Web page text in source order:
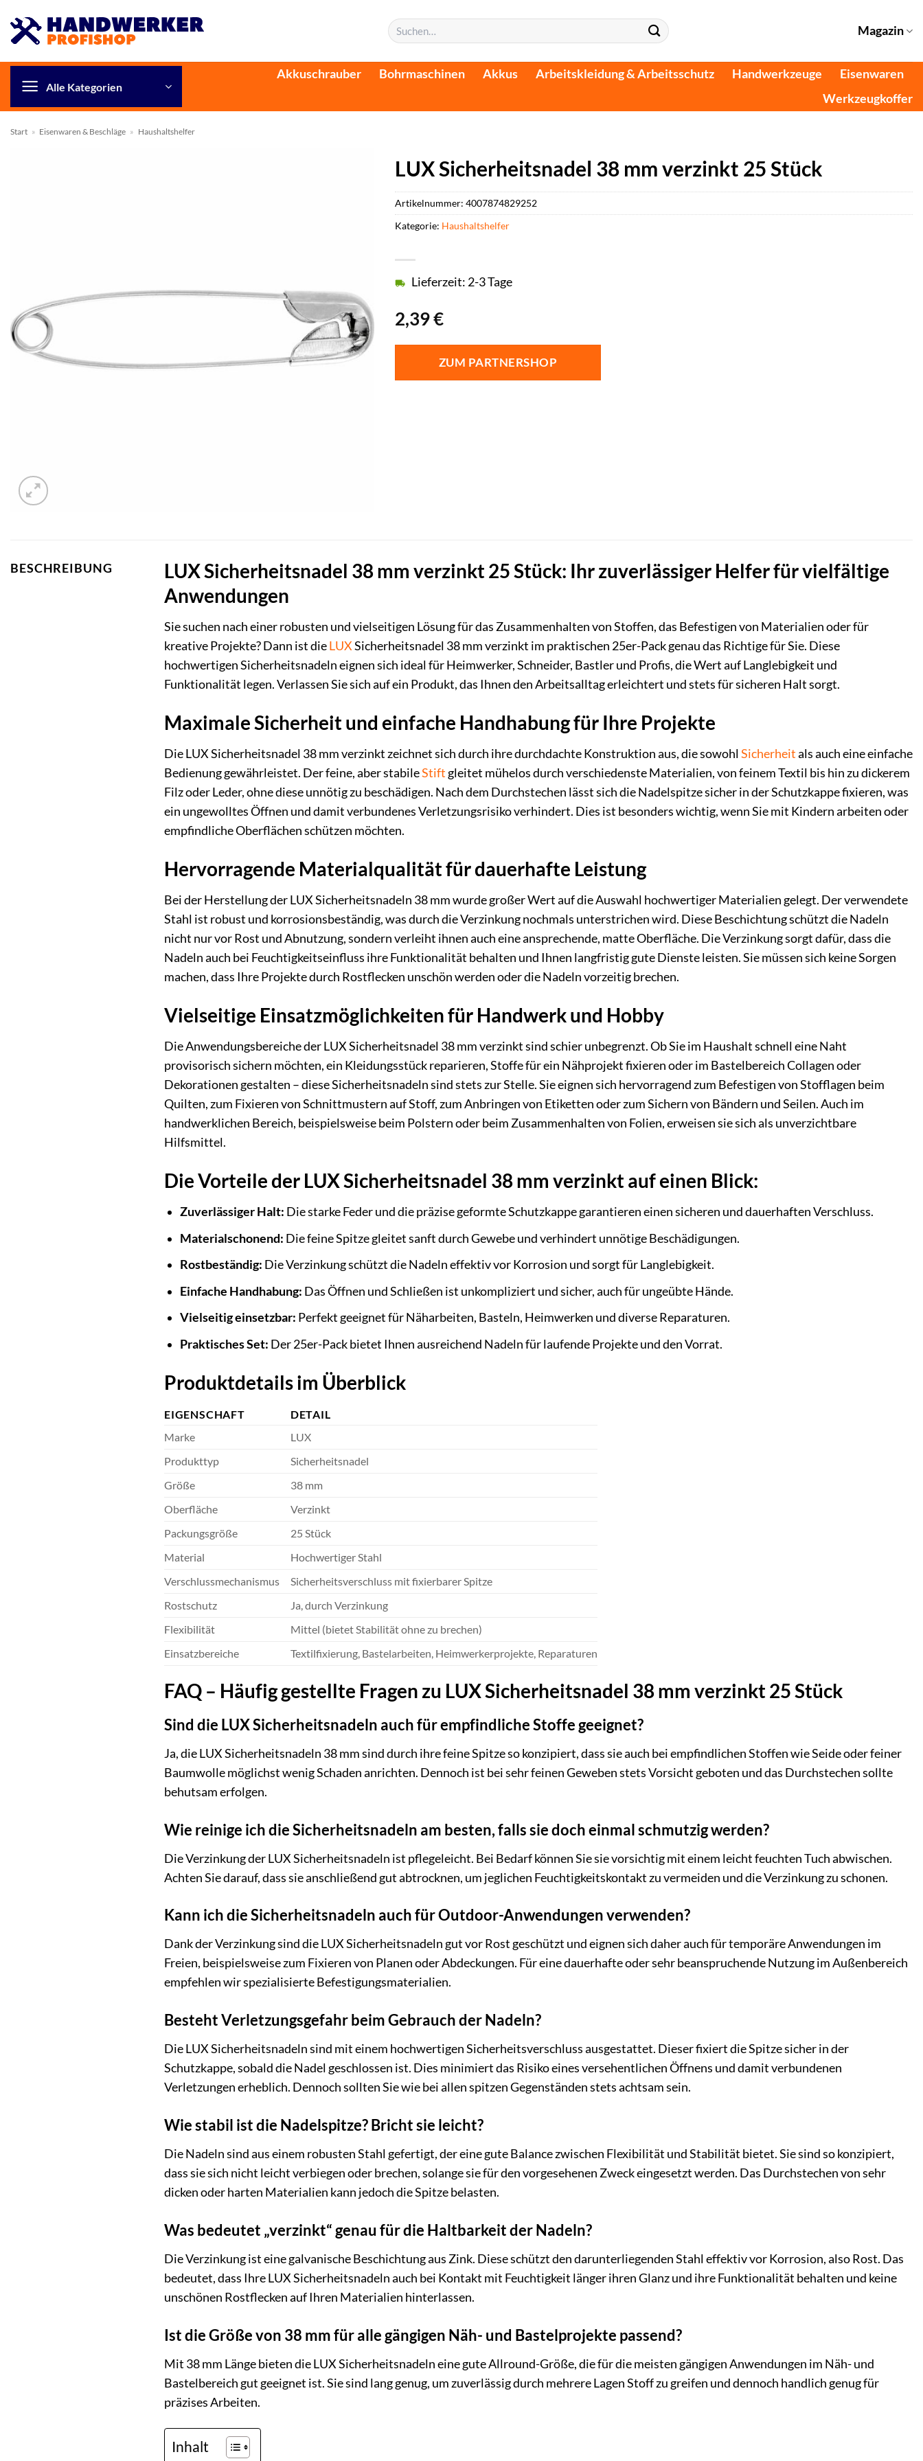
Inhalt
springen
Suchen
nach:
Magazin
Alle Kategorien
Akkuschrauber Bohrmaschinen Akkus Arbeitskleidung & Arbeitsschutz Handwerkzeuge
Eisenwaren
Werkzeugkoffer
Start » Eisenwaren & Beschläge » Haushaltshelfer
LUX Sicherheitsnadel 38 mm verzinkt 25 Stück
2,39€
Lieferzeit: 2-3 Tage
ZUM PARTNERSHOP
Artikelnummer: 4007874829252
Kategorie: Haushaltshelfer
BESCHREIBUNG
LUX Sicherheitsnadel 38 mm verzinkt 25 Stück: Ihr zuverlässiger Helfer für vielfältige
Anwendungen
Sie suchen nach einer robusten und vielseitigen Lösung für das Zusammenhalten von Stoffen, das Befestigen von Materialien oder für
kreative Projekte? Dann ist dieLUXSicherheitsnadel 38 mm verzinkt im praktischen 25er-Pack genau das Richtige für Sie. Diese
hochwertigen Sicherheitsnadeln eignen sich ideal für Heimwerker, Schneider, Bastler und Profis, die Wert auf Langlebigkeit und
Funktionalität legen. Verlassen Sie sich auf ein Produkt, das Ihnen den Arbeitsalltag erleichtert und stets für sicheren Halt sorgt.
Maximale Sicherheit und einfache Handhabung für Ihre Projekte
Die LUX Sicherheitsnadel 38 mm verzinkt zeichnet sich durch ihre durchdachte Konstruktion aus, die sowohlSicherheitals auch eine einfache
Bedienung gewährleistet. Der feine, aber stabileStiftgleitet mühelos durch verschiedenste Materialien, von feinem Textil bis hin zu dickerem
Filz oder Leder, ohne diese unnötig zu beschädigen. Nach dem Durchstechen lässt sich die Nadelspitze sicher in der Schutzkappe fixieren, was
ein ungewolltes Öffnen und damit verbundenes Verletzungsrisiko verhindert. Dies ist besonders wichtig, wenn Sie mit Kindern arbeiten oder
empfindliche Oberflächen schützen möchten.
Hervorragende Materialqualität für dauerhafte Leistung
Bei der Herstellung der LUX Sicherheitsnadeln 38 mm wurde großer Wert auf die Auswahl hochwertiger Materialien gelegt. Der verwendete
Stahl ist robust und korrosionsbeständig, was durch die Verzinkung nochmals unterstrichen wird. Diese Beschichtung schützt die Nadeln
nicht nur vor Rost und Abnutzung, sondern verleiht ihnen auch eine ansprechende, matte Oberfläche. Die Verzinkung sorgt dafür, dass die
Nadeln auch bei Feuchtigkeitseinfluss ihre Funktionalität behalten und Ihnen langfristig gute Dienste leisten. Sie müssen sich keine Sorgen
machen, dass Ihre Projekte durch Rostflecken unschön werden oder die Nadeln vorzeitig brechen.
Vielseitige Einsatzmöglichkeiten für Handwerk und Hobby
Die Anwendungsbereiche der LUX Sicherheitsnadel 38 mm verzinkt sind schier unbegrenzt. Ob Sie im Haushalt schnell eine Naht
provisorisch sichern möchten, ein Kleidungsstück reparieren, Stoffe für ein Nähprojekt fixieren oder im Bastelbereich Collagen oder
Dekorationen gestalten – diese Sicherheitsnadeln sind stets zur Stelle. Sie eignen sich hervorragend zum Befestigen von Stofflagen beim
Quilten, zum Fixieren von Schnittmustern auf Stoff, zum Anbringen von Etiketten oder zum Sichern von Bändern und Seilen. Auch im
handwerklichen Bereich, beispielsweise beim Polstern oder beim Zusammenhalten von Folien, erweisen sie sich als unverzichtbare
Hilfsmittel.
Die Vorteile der LUX Sicherheitsnadel 38 mm verzinkt auf einen Blick:
Zuverlässiger Halt: Die starke Feder und die präzise geformte Schutzkappe garantieren einen sicheren und dauerhaften Verschluss.
Materialschonend: Die feine Spitze gleitet sanft durch Gewebe und verhindert unnötige Beschädigungen.
Rostbeständig: Die Verzinkung schützt die Nadeln effektiv vor Korrosion und sorgt für Langlebigkeit.
Einfache Handhabung: Das Öffnen und Schließen ist unkompliziert und sicher, auch für ungeübte Hände.
Vielseitig einsetzbar: Perfekt geeignet für Näharbeiten, Basteln, Heimwerken und diverse Reparaturen.
Praktisches Set: Der 25er-Pack bietet Ihnen ausreichend Nadeln für laufende Projekte und den Vorrat.
Produktdetails im Überblick
EIGENSCHAFT
DETAIL
Marke
LUX
Produkttyp
Sicherheitsnadel
Größe
38 mm
Oberfläche
Verzinkt
Packungsgröße
25 Stück
Material
Hochwertiger Stahl
Verschlussmechanismus
Sicherheitsverschluss mit fixierbarer Spitze
Rostschutz
Ja, durch Verzinkung
Flexibilität
Mittel (bietet Stabilität ohne zu brechen)
Einsatzbereiche
Textilfixierung, Bastelarbeiten, Heimwerkerprojekte, Reparaturen
FAQ – Häufig gestellte Fragen zu LUX Sicherheitsnadel 38 mm verzinkt 25 Stück
Sind die LUX Sicherheitsnadeln auch für empfindliche Stoffe geeignet?
Ja, die LUX Sicherheitsnadeln 38 mm sind durch ihre feine Spitze so konzipiert, dass sie auch bei empfindlichen Stoffen wie Seide oder feiner
Baumwolle möglichst wenig Schaden anrichten. Dennoch ist bei sehr feinen Geweben stets Vorsicht geboten und das Durchstechen sollte
behutsam erfolgen.
Wie reinige ich die Sicherheitsnadeln am besten, falls sie doch einmal schmutzig werden?
Die Verzinkung der LUX Sicherheitsnadeln ist pflegeleicht. Bei Bedarf können Sie sie vorsichtig mit einem leicht feuchten Tuch abwischen.
Achten Sie darauf, dass sie anschließend gut abtrocknen, um jeglichen Feuchtigkeitskontakt zu vermeiden und die Verzinkung zu schonen.
Kann ich die Sicherheitsnadeln auch für Outdoor-Anwendungen verwenden?
Dank der Verzinkung sind die LUX Sicherheitsnadeln gut vor Rost geschützt und eignen sich daher auch für temporäre Anwendungen im
Freien, beispielsweise zum Fixieren von Planen oder Abdeckungen. Für eine dauerhafte oder sehr beanspruchende Nutzung im Außenbereich
empfehlen wir spezialisierte Befestigungsmaterialien.
Besteht Verletzungsgefahr beim Gebrauch der Nadeln?
Die LUX Sicherheitsnadeln sind mit einem hochwertigen Sicherheitsverschluss ausgestattet. Dieser fixiert die Spitze sicher in der
Schutzkappe, sobald die Nadel geschlossen ist. Dies minimiert das Risiko eines versehentlichen Öffnens und damit verbundenen
Verletzungen erheblich. Dennoch sollten Sie wie bei allen spitzen Gegenständen stets achtsam sein.
Wie stabil ist die Nadelspitze? Bricht sie leicht?
Die Nadeln sind aus einem robusten Stahl gefertigt, der eine gute Balance zwischen Flexibilität und Stabilität bietet. Sie sind so konzipiert,
dass sie sich nicht leicht verbiegen oder brechen, solange sie für den vorgesehenen Zweck eingesetzt werden. Das Durchstechen von sehr
dicken oder harten Materialien kann jedoch die Spitze belasten.
Was bedeutet „verzinkt“ genau für die Haltbarkeit der Nadeln?
Die Verzinkung ist eine galvanische Beschichtung aus Zink. Diese schützt den darunterliegenden Stahl effektiv vor Korrosion, also Rost. Das
bedeutet, dass Ihre LUX Sicherheitsnadeln auch bei Kontakt mit Feuchtigkeit länger ihren Glanz und ihre Funktionalität behalten und keine
unschönen Rostflecken auf Ihren Materialien hinterlassen.
Ist die Größe von 38 mm für alle gängigen Näh- und Bastelprojekte passend?
Mit 38 mm Länge bieten die LUX Sicherheitsnadeln eine gute Allround-Größe, die für die meisten gängigen Anwendungen im Näh- und
Bastelbereich gut geeignet ist. Sie sind lang genug, um zuverlässig durch mehrere Lagen Stoff zu greifen und dennoch handlich genug für
präzises Arbeiten.
Inhalt